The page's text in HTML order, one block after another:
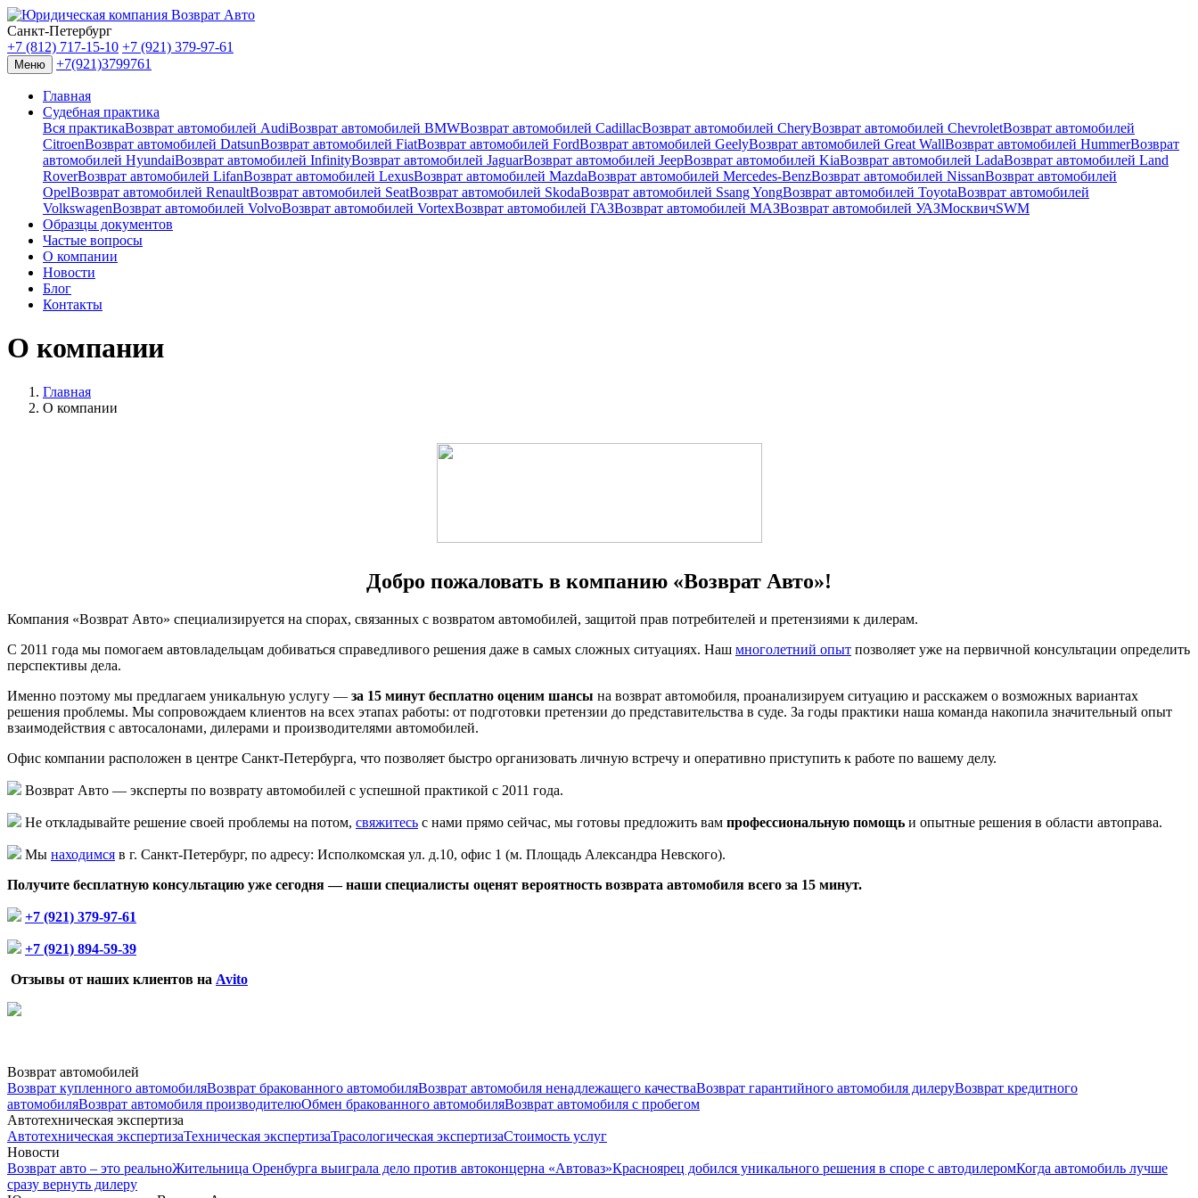
Санкт-Петербург
+7 (812) 717-15-10 +7 (921) 379-97-61
Меню +7(921)3799761
Главная
Судебная практика
Вся практикаВозврат автомобилей AudiВозврат автомобилей BMWВозврат автомобилей CadillacВозврат автомобилей CheryВозврат автомобилей ChevroletВозврат автомобилей
CitroenВозврат автомобилей DatsunВозврат автомобилей FiatВозврат автомобилей FordВозврат автомобилей GeelyВозврат автомобилей Great WallВозврат автомобилей HummerВозврат
автомобилей HyundaiВозврат автомобилей InfinityВозврат автомобилей JaguarВозврат автомобилей JeepВозврат автомобилей KiaВозврат автомобилей LadaВозврат автомобилей Land
RoverВозврат автомобилей LifanВозврат автомобилей LexusВозврат автомобилей MazdaВозврат автомобилей Mercedes-BenzВозврат автомобилей NissanВозврат автомобилей
OpelВозврат автомобилей RenaultВозврат автомобилей SeatВозврат автомобилей SkodaВозврат автомобилей Ssang YongВозврат автомобилей ToyotaВозврат автомобилей
VolkswagenВозврат автомобилей VolvoВозврат автомобилей VortexВозврат автомобилей ГАЗВозврат автомобилей МАЗВозврат автомобилей УАЗМосквичSWM
Образцы документов
Частые вопросы
О компании
Новости
Блог
Контакты
О компании
Главная
О компании
Добро пожаловать в компанию «Возврат Авто»!
Компания «Возврат Авто» специализируется на спорах, связанных с возвратом автомобилей, защитой прав потребителей и претензиями к дилерам.
С 2011 года мы помогаем автовладельцам добиваться справедливого решения даже в самых сложных ситуациях. Наш многолетний опыт позволяет уже на первичной консультации определить
перспективы дела.
Именно поэтому мы предлагаем уникальную услугу — за 15 минут бесплатно оценим шансы на возврат автомобиля, проанализируем ситуацию и расскажем о возможных вариантах
решения проблемы. Мы сопровождаем клиентов на всех этапах работы: от подготовки претензии до представительства в суде. За годы практики наша команда накопила значительный опыт
взаимодействия с автосалонами, дилерами и производителями автомобилей.
Офис компании расположен в центре Санкт-Петербурга, что позволяет быстро организовать личную встречу и оперативно приступить к работе по вашему делу.
Возврат Авто — эксперты по возврату автомобилей с успешной практикой с 2011 года.
Не откладывайте решение своей проблемы на потом, свяжитесь с нами прямо сейчас, мы готовы предложить вам профессиональную помощь и опытные решения в области автоправа.
Мы находимся в г. Санкт-Петербург, по адресу: Исполкомская ул. д.10, офис 1 (м. Площадь Александра Невского).
Получите бесплатную консультацию уже сегодня — наши специалисты оценят вероятность возврата автомобиля всего за 15 минут.
+7 (921) 379-97-61
+7 (921) 894-59-39
Отзывы от наших клиентов на Avito
Возврат автомобилей
Возврат купленного автомобиляВозврат бракованного автомобиляВозврат автомобиля ненадлежащего качестваВозврат гарантийного автомобиля дилеруВозврат кредитного
автомобиляВозврат автомобиля производителюОбмен бракованного автомобиляВозврат автомобиля с пробегом
Автотехническая экспертиза
Автотехническая экспертизаТехническая экспертизаТрасологическая экспертизаСтоимость услуг
Новости
Возврат авто – это реальноЖительница Оренбурга выиграла дело против автоконцерна «Автоваз»Красноярец добился уникального решения в споре с автодилеромКогда автомобиль лучше
сразу вернуть дилеру